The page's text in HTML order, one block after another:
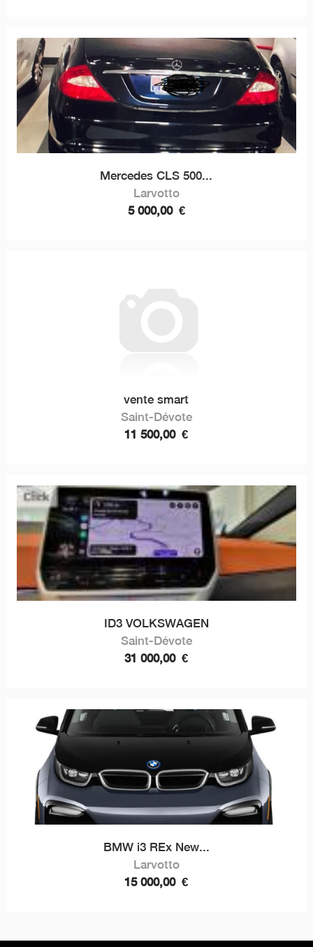
Mercedes CLS 500...
Larvotto
5 000,00 €
vente smart
Saint-Dévote
11 500,00 €
ID3 VOLKSWAGEN
Saint-Dévote
31 000,00 €
BMW i3 REx New...
Larvotto
15 000,00 €